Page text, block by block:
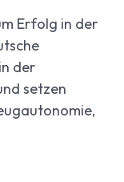
Erfolg in der
der
setzen